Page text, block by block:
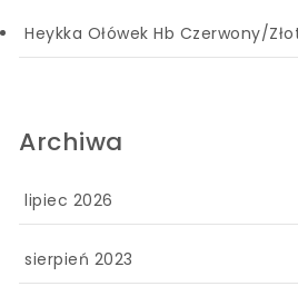
Heykka Ołówek Hb Czerwony/
Archiwa
lipiec 2026
sierpień 2023